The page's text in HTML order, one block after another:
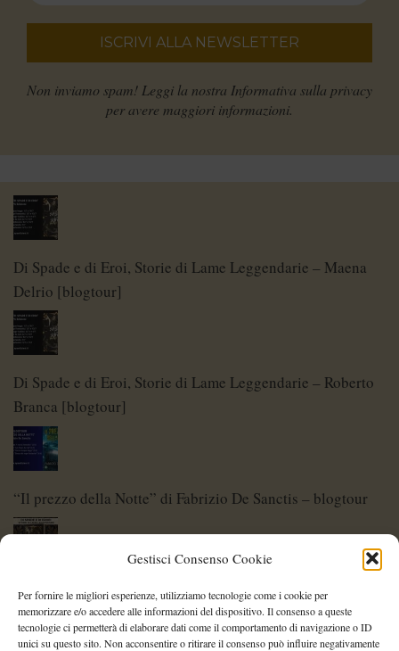
Gestisci Consenso Cookie
Per fornire le migliori esperienze, utilizziamo tecnologie come i cookie per
memorizzare e/o accedere alle informazioni del dispositivo. Il consenso a queste
tecnologie ci permetterà di elaborare dati come il comportamento di navigazione o ID
unici su questo sito. Non acconsentire o ritirare il consenso può influire negativamente
Non inviamo spam! Leggi la nostra Informativa sulla privacy
per avere maggiori informazioni.
Di Spade e di Eroi, Storie di Lame Leggendarie – Maena
Delrio [blogtour]
Di Spade e di Eroi, Storie di Lame Leggendarie – Roberto
Branca [blogtour]
“Il prezzo della Notte” di Fabrizio De Sanctis – blogtour
Di Spade e di Eroi – Storie di Lame Leggendarie